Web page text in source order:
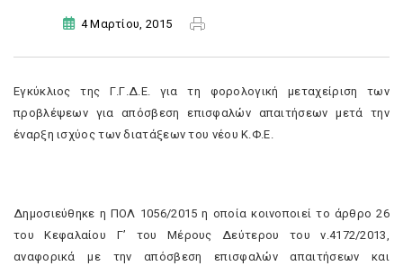
4 Μαρτίου, 2015
Εγκύκλιος της Γ.Γ.Δ.Ε. για τη φορολογική μεταχείριση των
προβλέψεων για απόσβεση επισφαλών απαιτήσεων μετά την
έναρξη ισχύος των διατάξεων του νέου Κ.Φ.Ε.
Δημοσιεύθηκε η ΠΟΛ 1056/2015 η οποία κοινοποιεί το άρθρο 26
του Κεφαλαίου Γ’ του Μέρους Δεύτερου του ν.4172/2013,
αναφορικά με την απόσβεση επισφαλών απαιτήσεων και